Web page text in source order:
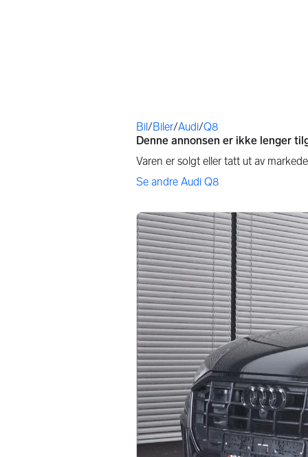
Du er her
Bil/Biler/Audi/Q8